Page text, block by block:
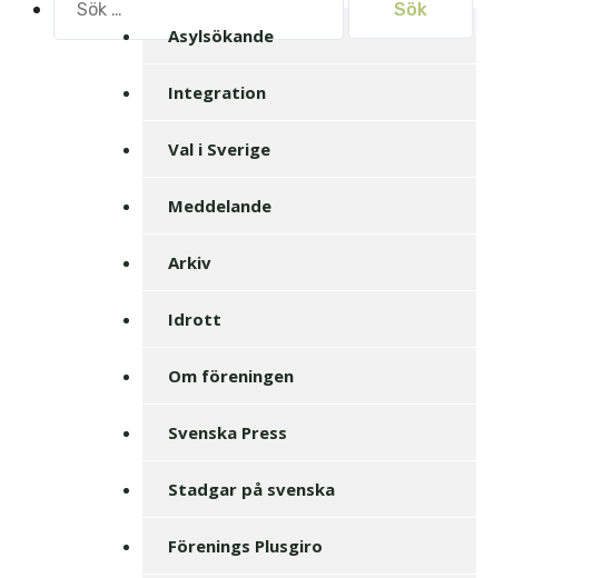
efter:
Asylsökande
Integration
Val i Sverige
Meddelande
Arkiv
Idrott
Om föreningen
Svenska Press
Stadgar på svenska
Förenings Plusgiro